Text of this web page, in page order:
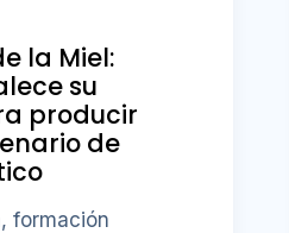
la Miel:
su
producir
de
formación